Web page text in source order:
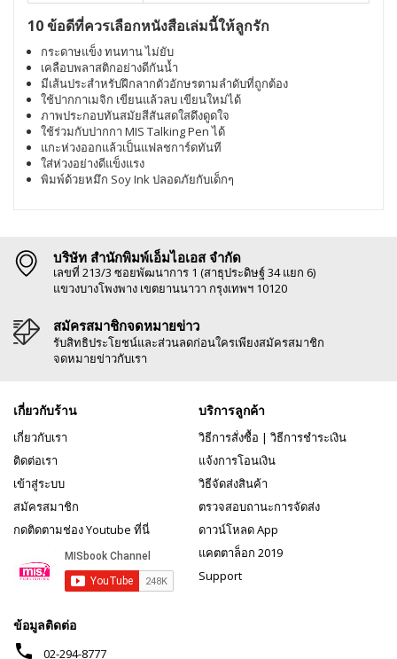
10 ข้อดีที่ควรเลือกหนังสือเล่มนี้ให้ลูกรัก
กระดาษแข็ง ทนทาน ไม่ยับ
เคลือบพลาสติกอย่างดีกันน้ำ
มีเส้นประสำหรับฝึกลากตัวอักษรตามลำดับที่ถูกต้อง
ใช้ปากกาเมจิก เขียนแล้วลบ เขียนใหม่ได้
ภาพประกอบทันสมัยสีสันสดใสดึงดูดใจ
ใช้ร่วมกับปากกา MIS Talking Pen ได้
แกะห่วงออกแล้วเป็นแฟลชการ์ดทันที
ใส่ห่วงอย่างดีแข็งแรง
พิมพ์ด้วยหมึก Soy Ink ปลอดภัยกับเด็กๆ
บริษัท สำนักพิมพ์เอ็มไอเอส จำกัด
เลขที่ 213/3 ซอยพัฒนาการ 1 (สาธุประดิษฐ์ 34 แยก 6)
แขวงบางโพงพาง เขตยานนาวา กรุงเทพฯ 10120
สมัครสมาชิกจดหมายข่าว
รับสิทธิประโยชน์และส่วนลดก่อนใครเพียงสมัครสมาชิก
จดหมายข่าวกับเรา
เกี่ยวกับร้าน
เกี่ยวกับเรา
ติดต่อเรา
เข้าสู่ระบบ
สมัครสมาชิก
กดติดตามช่อง Youtube ที่นี่
บริการลูกค้า
วิธีการสั่งซื้อ | วิธีการชำระเงิน
แจ้งการโอนเงิน
วิธีจัดส่งสินค้า
ตรวจสอบถานะการจัดส่ง
ดาวน์โหลด App
แคตตาล็อก 2019
Support
ข้อมูลติดต่อ
phone 02-294-8777